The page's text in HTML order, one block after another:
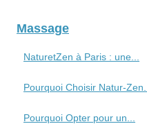
Massage
NaturetZen à Paris : une...
Pourquoi Choisir Natur-Zen...
Pourquoi Opter pour un...